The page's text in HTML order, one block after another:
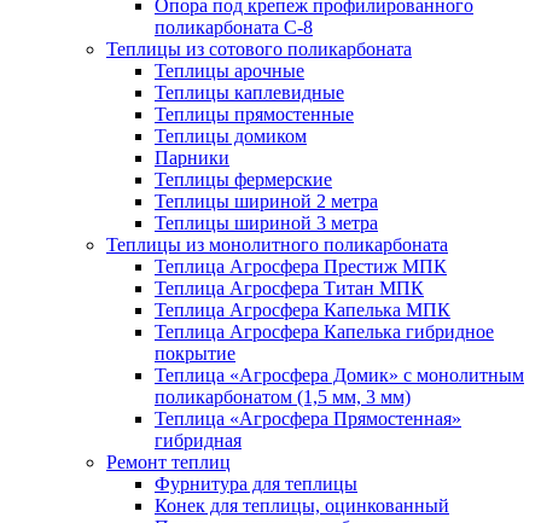
Опора под крепеж профилированного
поликарбоната С-8
Теплицы из сотового поликарбоната
Теплицы арочные
Теплицы каплевидные
Теплицы прямостенные
Теплицы домиком
Парники
Теплицы фермерские
Теплицы шириной 2 метра
Теплицы шириной 3 метра
Теплицы из монолитного поликарбоната
Теплица Агросфера Престиж МПК
Теплица Агросфера Титан МПК
Теплица Агросфера Капелька МПК
Теплица Агросфера Капелька гибридное
покрытие
Теплица «Агросфера Домик» с монолитным
поликарбонатом (1,5 мм, 3 мм)
Теплица «Агросфера Прямостенная»
гибридная
Ремонт теплиц
Фурнитура для теплицы
Конек для теплицы, оцинкованный